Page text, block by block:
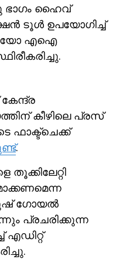
ഭാഗം ഹൈവ്
ടൂള്‍ ഉപയോഗിച്ച്
എഐ
കീഴിലെ പ്രസ്
.
ഗോയല്‍
പ്രചരിക്കുന്ന